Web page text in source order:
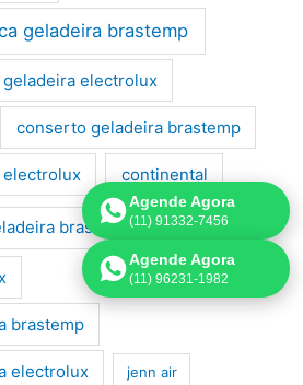
geladeira brastemp
electrolux
conserto geladeira brastemp
continental
brastemp
brastemp
electrolux jenn air
Agende Agora
(11) 91332-7456
Agende Agora
(11) 96231-1982